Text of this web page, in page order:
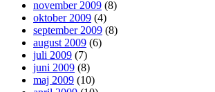
november 2009 (8)
oktober 2009 (4)
september 2009 (8)
august 2009 (6)
juli 2009 (7)
juni 2009 (8)
maj 2009 (10)